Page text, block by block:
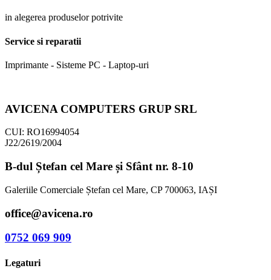
in alegerea produselor potrivite
Service si reparatii
Imprimante - Sisteme PC - Laptop-uri
AVICENA COMPUTERS GRUP SRL
CUI: RO16994054
J22/2619/2004
B-dul Ștefan cel Mare și Sfânt nr. 8-10
Galeriile Comerciale Ștefan cel Mare, CP 700063, IAȘI
office@avicena.ro
0752 069 909
Legaturi